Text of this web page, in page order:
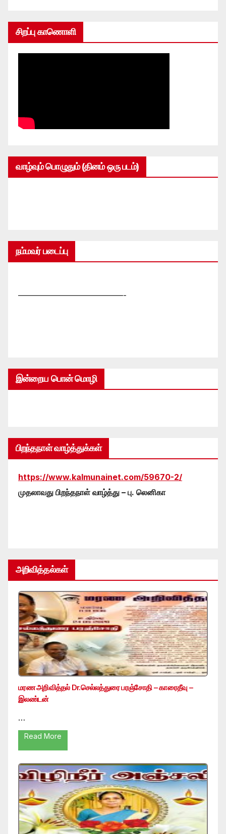
சிறப்பு காணொளி
வாழ்வும் பொழுதும் (தினம் ஒரு படம்)
நம்மவர் படைப்பு
—————————————-
இன்றைய பொன் மொழி
பிறந்தநாள் வாழ்த்துக்கள்
https://www.kalmunainet.com/59670-2/
முதலாவது பிறந்தநாள் வாழ்த்து – பு. லெனிகா
அறிவித்தல்கள்
மரண அறிவித்தல் Dr.செல்லத்துரை பரஞ்சோதி – காரைதீவு –
இலண்டன்
…
Read More